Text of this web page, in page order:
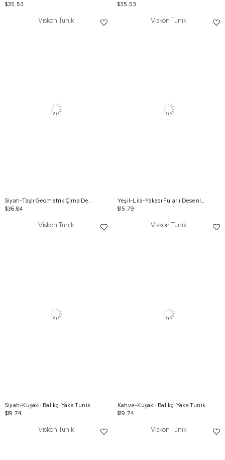
$35.53
$35.53
Viskon Tunik
Siyah-Taşlı Geometrik Çima Detaylı Tunik
$36.84
Viskon Tunik
Yeşil-Lila-Yakası Fularlı Desenli Viskon Tunik
$15.79
Viskon Tunik
Siyah-Kuşaklı Balıkçı Yaka Tunik
$19.74
Viskon Tunik
Kahve-Kuşaklı Balıkçı Yaka Tunik
$19.74
Viskon Tunik Viskon Tunik